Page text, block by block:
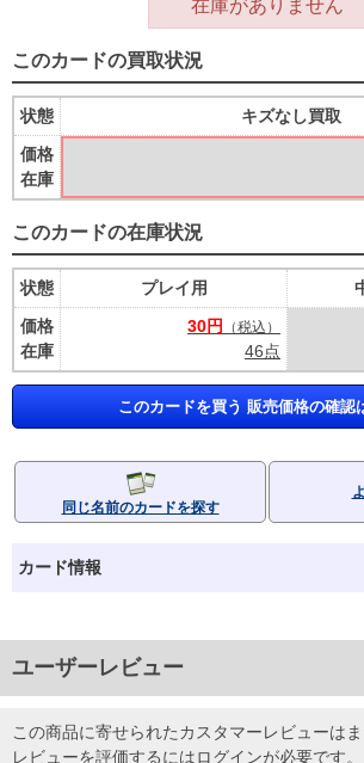
在庫がありません
このカードの買取状況
状態
価格
在庫
キズなし買取
このカードの在庫状況
状態
価格
在庫
プレイ用
30円
（税込）
46点
このカードを買う 販売価格の確認
同じ名前のカードを探す
カード情報
ユーザーレビュー
この商品に寄せられたカスタマーレビューはま
レビューを評価するにはログインが必要です。